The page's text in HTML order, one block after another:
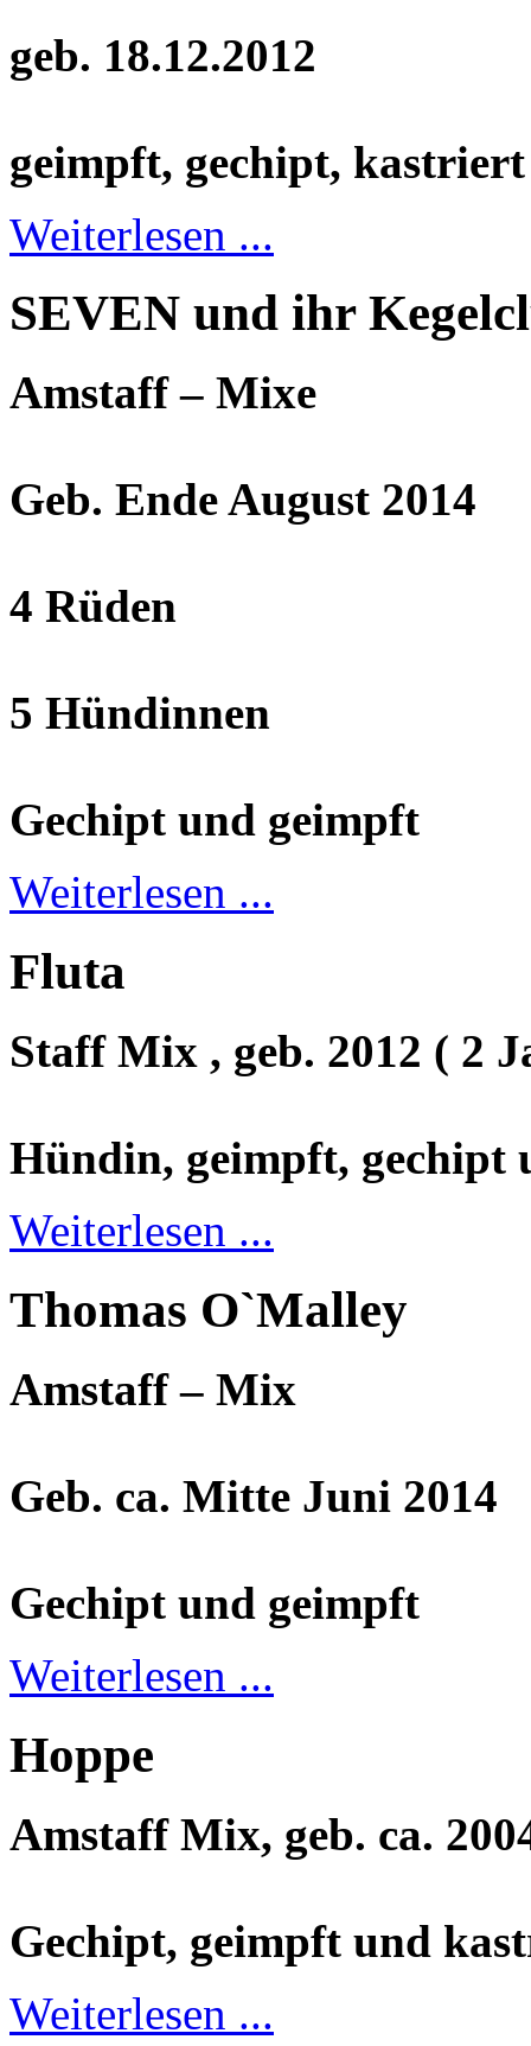
geb. 18.12.2012
geimpft, gechipt, kastriert
Weiterlesen ...
SEVEN und ihr
Amstaff – Mixe
Geb. Ende August 2014
4 Rüden
5 Hündinnen
Gechipt und geimpft
Weiterlesen ...
Fluta
Staff Mix , geb. 2012 ( 2
Hündin, geimpft, gechipt
Weiterlesen ...
Thomas O`Malley
Amstaff – Mix
Geb. ca. Mitte Juni 2014
Gechipt und geimpft
Weiterlesen ...
Hoppe
Amstaff Mix, geb. ca.
Gechipt, geimpft und
Weiterlesen ...